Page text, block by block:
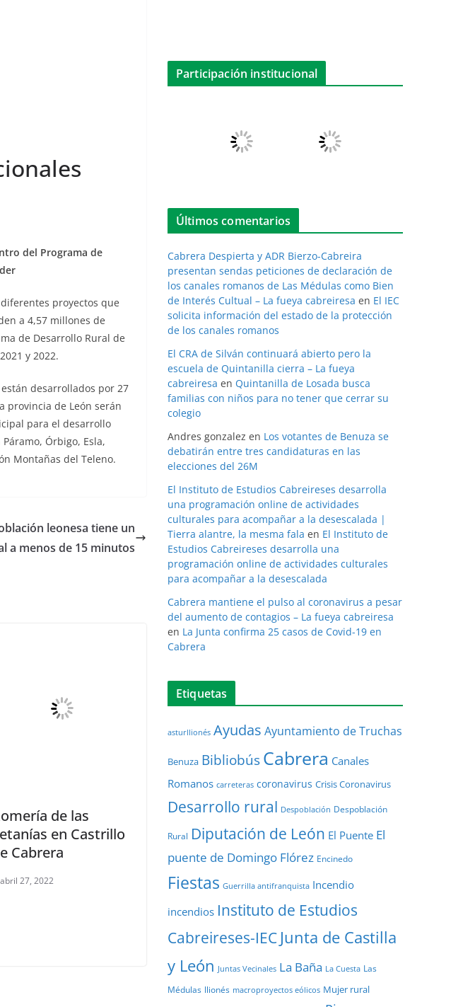
del Programa de
proyectos que
a 4,57 millones de
de Desarrollo Rural de
y 2022.
desarrollados por 27
provincia de León serán
para el desarrollo
Órbigo, Esla,
Montañas del Teleno.
leonesa tiene un
a menos de 15 minutos
de las
en Castrillo
Cabrera
abril 27, 2022
Participación institucional
Últimos comentarios
Cabrera Despierta y ADR Bierzo-Cabreira
presentan sendas peticiones de declaración de
los canales romanos de Las Médulas como Bien
de Interés Cultual – La fueya cabreiresa en El IEC
solicita información del estado de la protección
de los canales romanos
El CRA de Silván continuará abierto pero la
escuela de Quintanilla cierra – La fueya
cabreiresa en Quintanilla de Losada busca
familias con niños para no tener que cerrar su
colegio
Andres gonzalez en Los votantes de Benuza se
debatirán entre tres candidaturas en las
elecciones del 26M
El Instituto de Estudios Cabreireses desarrolla
una programación online de actividades
culturales para acompañar a la desescalada |
Tierra alantre, la mesma fala en El Instituto de
Estudios Cabreireses desarrolla una
programación online de actividades culturales
para acompañar a la desescalada
Cabrera mantiene el pulso al coronavirus a pesar
del aumento de contagios – La fueya cabreiresa
en La Junta confirma 25 casos de Covid-19 en
Cabrera
Etiquetas
asturllionés Ayudas Ayuntamiento de Truchas
Benuza BibliobúsCabrera Canales
Romanos carreteras coronavirus Crisis Coronavirus
Desarrollo rural Despoblación Despoblación
Rural Diputación de León El Puente El
puente de Domingo Flórez Encinedo
Fiestas Guerrilla antifranquista Incendio
incendios Instituto de Estudios
Cabreireses-IEC Junta de Castilla
y León Juntas Vecinales La Baña La Cuesta Las
Médulas llionés macroproyectos eólicos Mujer rural